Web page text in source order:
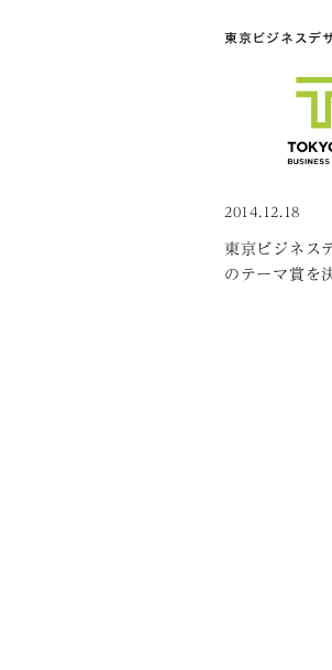
東京ビジネスデ
2014.12.18
東京ビジネス
のテーマ賞を